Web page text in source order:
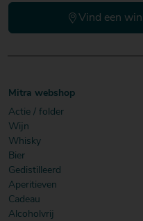
Vind een
Mitra webshop
Actie / folder
Wijn
Whisky
Bier
Gedistilleerd
Aperitieven
Cadeau
Alcoholvrij